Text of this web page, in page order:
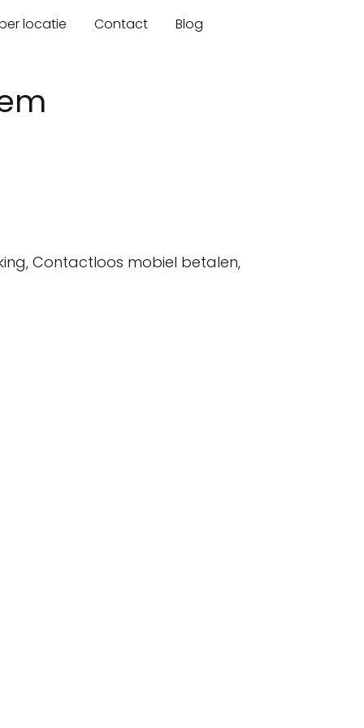
locatie Contact Blog
Contactloos mobiel betalen,